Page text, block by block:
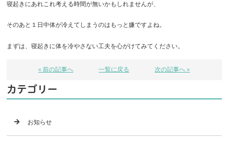
寝起きにあれこれ考える時間が無いかもしれませんが、
そのあと１日中体が冷えてしまうのはもっと嫌ですよね。
まずは、寝起きに体を冷やさない工夫を心がけてみてください。
« 前の記事へ 一覧に戻る 次の記事へ »
カテゴリー
お知らせ